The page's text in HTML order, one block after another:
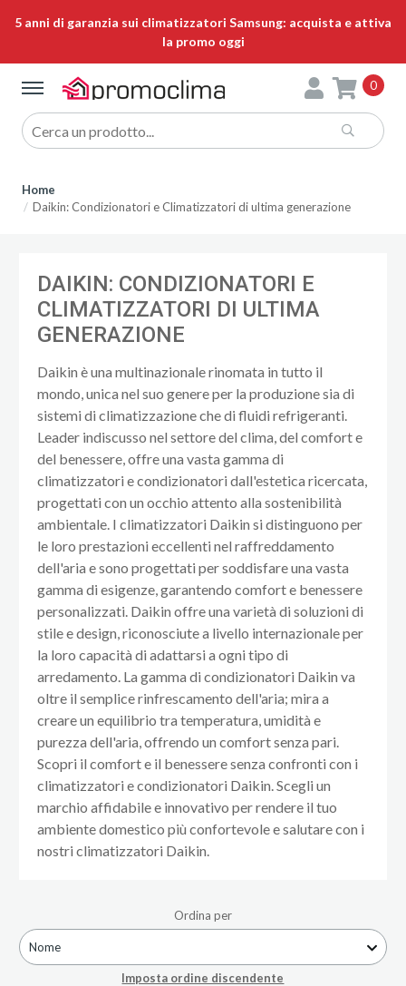
5 anni di garanzia sui climatizzatori Samsung: acquista e attiva
la promo oggi
0
Home
Daikin: Condizionatori e Climatizzatori di ultima generazione
DAIKIN: CONDIZIONATORI E
CLIMATIZZATORI DI ULTIMA
GENERAZIONE
Daikin è una multinazionale rinomata in tutto il
mondo, unica nel suo genere per la produzione sia di
sistemi di climatizzazione che di fluidi refrigeranti.
Leader indiscusso nel settore del clima, del comfort e
del benessere, offre una vasta gamma di
climatizzatori e condizionatori dall'estetica ricercata,
progettati con un occhio attento alla sostenibilità
ambientale. I climatizzatori Daikin si distinguono per
le loro prestazioni eccellenti nel raffreddamento
dell'aria e sono progettati per soddisfare una vasta
gamma di esigenze, garantendo comfort e benessere
personalizzati. Daikin offre una varietà di soluzioni di
stile e design, riconosciute a livello internazionale per
la loro capacità di adattarsi a ogni tipo di
arredamento. La gamma di condizionatori Daikin va
oltre il semplice rinfrescamento dell'aria; mira a
creare un equilibrio tra temperatura, umidità e
purezza dell'aria, offrendo un comfort senza pari.
Scopri il comfort e il benessere senza confronti con i
climatizzatori e condizionatori Daikin. Scegli un
marchio affidabile e innovativo per rendere il tuo
ambiente domestico più confortevole e salutare con i
nostri climatizzatori Daikin.
Ordina per
Nome
Imposta ordine discendente